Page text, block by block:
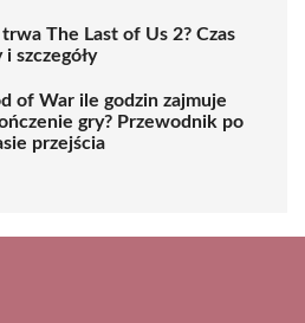
The Last of Us 2? Czas
i szczegóły
of War ile godzin zajmuje
gry? Przewodnik po
przejścia